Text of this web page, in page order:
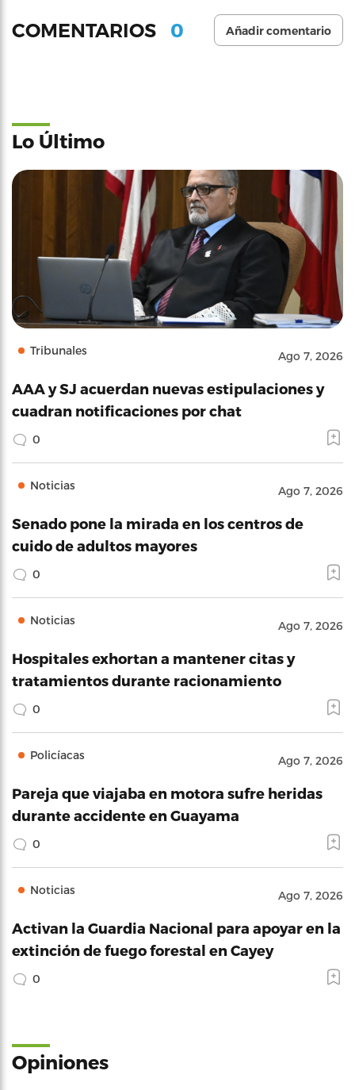
COMENTARIOS 0 Añadir comentario
Lo Último
Tribunales Ago 7, 2026
AAA y SJ acuerdan nuevas estipulaciones y
cuadran notificaciones por chat
0
Noticias Ago 7, 2026
Senado pone la mirada en los centros de
cuido de adultos mayores
0
Noticias Ago 7, 2026
Hospitales exhortan a mantener citas y
tratamientos durante racionamiento
0
Policíacas Ago 7, 2026
Pareja que viajaba en motora sufre heridas
durante accidente en Guayama
0
Noticias Ago 7, 2026
Activan la Guardia Nacional para apoyar en la
extinción de fuego forestal en Cayey
0
Opiniones